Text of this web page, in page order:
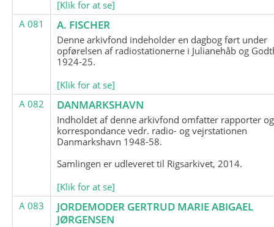
[Klik for at se]
A 081
A. FISCHER
Denne arkivfond indeholder en dagbog ført under
opførelsen af radiostationerne i Julianehåb og
1924-25.
[Klik for at se]
A 082
DANMARKSHAVN
Indholdet af denne arkivfond omfatter rapporter og
korrespondance vedr. radio- og vejrstationen
Danmarkshavn 1948-58.
Samlingen er udleveret til Rigsarkivet, 2014.
[Klik for at se]
A 083
JORDEMODER GERTRUD MARIE ABIGAEL
JØRGENSEN